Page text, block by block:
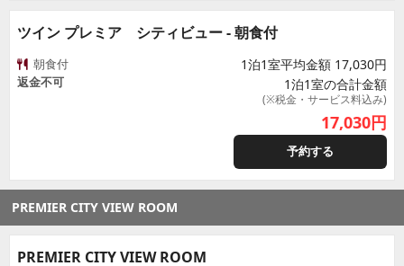
ツイン プレミア シティビュー - 朝食付
朝食付
返金不可
1泊1室平均金額 17,030円
1泊1室の合計金額
(※税金・サービス料込み)
17,030円
予約する
PREMIER CITY VIEW ROOM
PREMIER CITY VIEW ROOM